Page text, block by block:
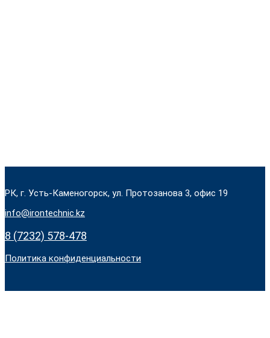
РК, г. Усть-Каменогорск, ул. Протозанова 3, офис 19
info@irontechnic.kz
8 (7232) 578-478
Политика конфиденциальности